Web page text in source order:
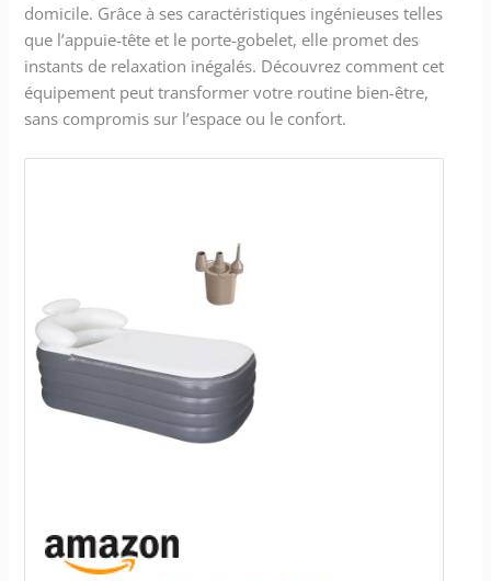
domicile. Grâce à ses caractéristiques ingénieuses telles
que l’appuie-tête et le porte-gobelet, elle promet des
instants de relaxation inégalés. Découvrez comment cet
équipement peut transformer votre routine bien-être,
sans compromis sur l’espace ou le confort.